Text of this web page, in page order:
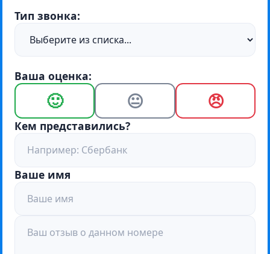
Тип звонка:
Ваша оценка:
🙂 😐 😠
Кем представились?
Ваше имя